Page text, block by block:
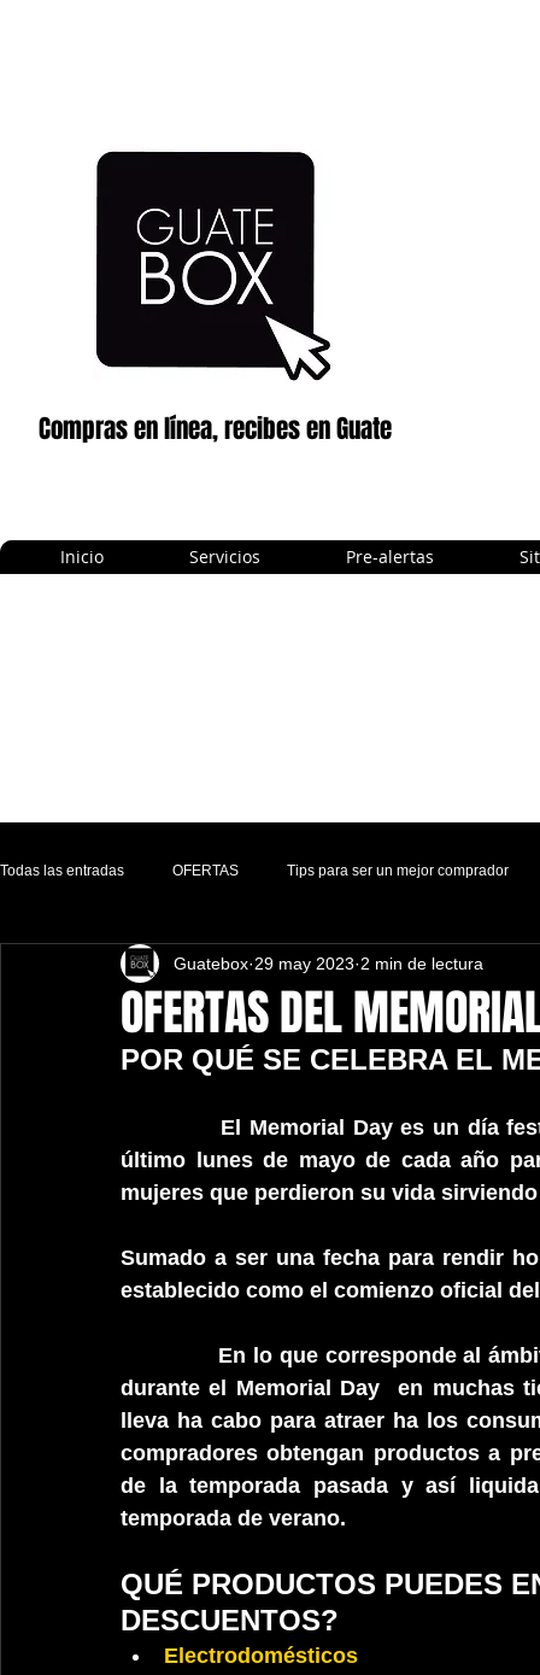
Compras en línea, recibes en Guate
Inicio Servicios Pre-alertas
Todas las entradas OFERTAS Tips para ser un mejor comprador
OFERTAS DEL
Guatebox 29 may 2023 2 min de lectura
POR QUÉ SE CELEBRA EL
El Memorial Day es un día
último lunes de mayo de cada año
mujeres que perdieron su vida
Sumado a ser una fecha para rendir
establecido como el comienzo oficial
En lo que corresponde al
durante el Memorial Day  en muchas
lleva ha cabo para atraer ha los
compradores obtengan productos a
de la temporada pasada y así
temporada de verano.
QUÉ PRODUCTOS PUEDES
DESCUENTOS?
Electrodomésticos